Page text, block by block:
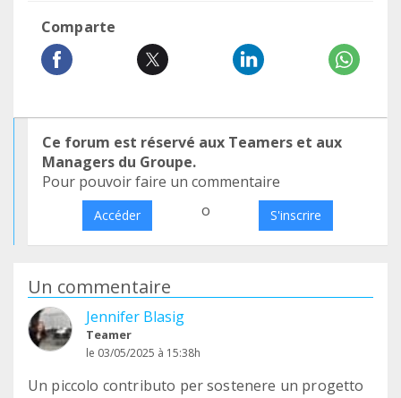
Comparte
Ce forum est réservé aux Teamers et aux
Managers du Groupe.
Pour pouvoir faire un commentaire
Accéder o S'inscrire
Un commentaire
Jennifer Blasig
Teamer
le 03/05/2025 à 15:38h
Un piccolo contributo per sostenere un progetto